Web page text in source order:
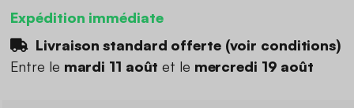
Expédition immédiate
Livraison standard offerte (voir conditions)
Entre le mardi 11 août et le mercredi 19 août